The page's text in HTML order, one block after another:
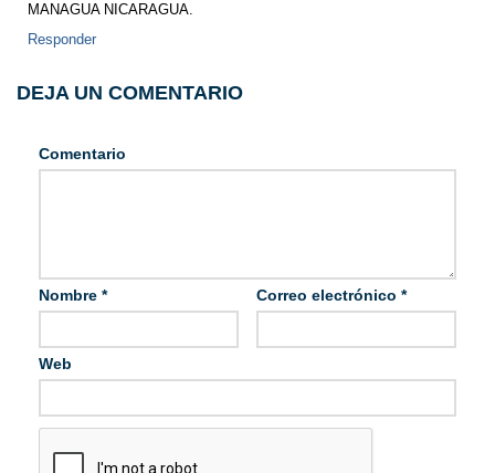
MANAGUA NICARAGUA.
Responder
DEJA UN COMENTARIO
Comentario
Nombre * Correo electrónico *
Web